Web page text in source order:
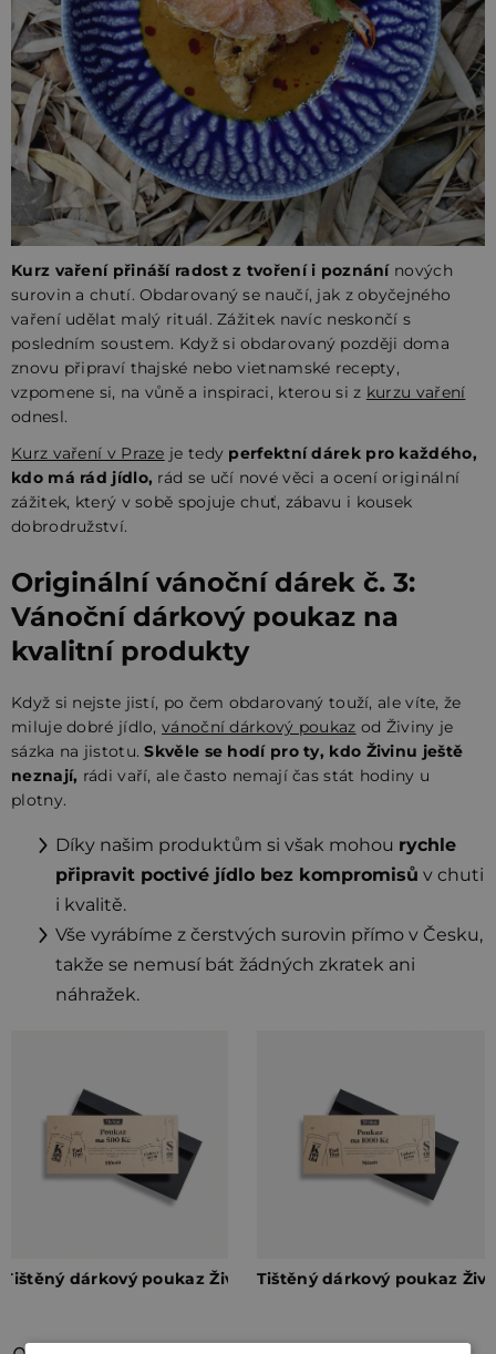
Kurz vaření přináší radost z tvoření i poznánínových
surovin a chutí. Obdarovaný se naučí, jak z obyčejného
vaření udělat malý rituál. Zážitek navíc neskončí s
posledním soustem. Když si obdarovaný později doma
znovu připraví thajské nebo vietnamské recepty,
vzpomene si, na vůně a inspiraci, kterou si z kurzu vaření
odnesl.
Kurz vaření v Praze je tedy perfektní dárek pro každého,
kdo má rád jídlo, rád se učí nové věci a ocení originální
zážitek, který v sobě spojuje chuť, zábavu i kousek
dobrodružství.
Originální vánoční dárek č. 3:
Vánoční dárkový poukaz na
kvalitní produkty
Když si nejste jistí, po čem obdarovaný touží, ale víte, že
miluje dobré jídlo,vánoční dárkový poukaz od Živiny je
sázka na jistotu.Skvěle se hodí pro ty, kdo Živinu ještě
neznají, rádi vaří, ale často nemají čas stát hodiny u
plotny.
Díky našim produktům si však mohou rychle
připravit poctivé jídlo bez kompromisů v chuti
i kvalitě.
Vše vyrábíme z čerstvých surovin přímo v Česku,
takže se nemusí bát žádných zkratek ani
náhražek.